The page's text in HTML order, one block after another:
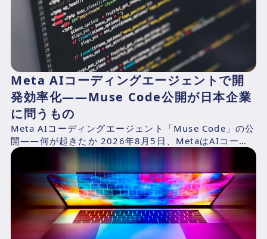
Meta AIコーディングエージェントで開
発効率化——Muse Code公開が日本企業
に問うもの
Meta AIコーディングエージェント「Muse Code」の公
開——何が起きたか 2026年8月5日、MetaはAIコーデ
ィングエージェント「Muse Cod...